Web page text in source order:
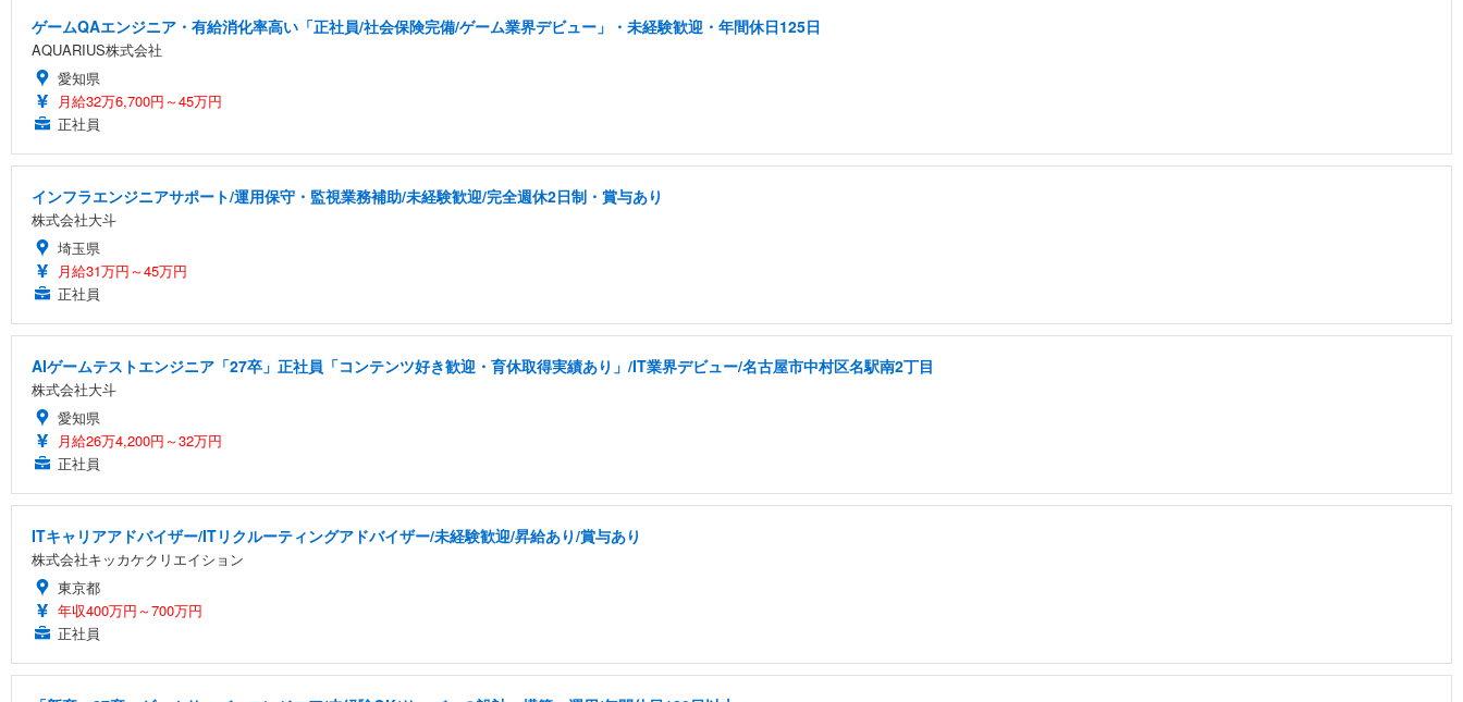
ゲームQAエンジニア・有給消化率高い「正社員/社会保険完備/ゲーム業界デビュー」・未経験歓迎・年間休日125日
AQUARIUS株式会社
愛知県
月給32万6,700円～45万円
正社員
インフラエンジニアサポート/運用保守・監視業務補助/未経験歓迎/完全週休2日制・賞与あり
株式会社大斗
埼玉県
月給31万円～45万円
正社員
AIゲームテストエンジニア「27卒」正社員「コンテンツ好き歓迎・育休取得実績あり」/IT業界デビュー/名古屋市中村区名駅南2丁目
株式会社大斗
愛知県
月給26万4,200円～32万円
正社員
ITキャリアアドバイザー/ITリクルーティングアドバイザー/未経験歓迎/昇給あり/賞与あり
株式会社キッカケクリエイション
東京都
年収400万円～700万円
正社員